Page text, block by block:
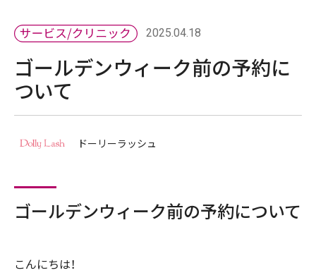
2025.04.18
ゴールデンウィーク前の予約に
ついて
ドーリーラッシュ
ゴールデンウィーク前の予約について
こんにちは！